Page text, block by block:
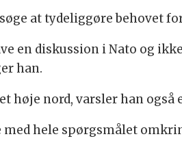
at tydeliggøre
en diskussion i Nato og
han.
høje nord, varsler han også
hele spørgsmålet